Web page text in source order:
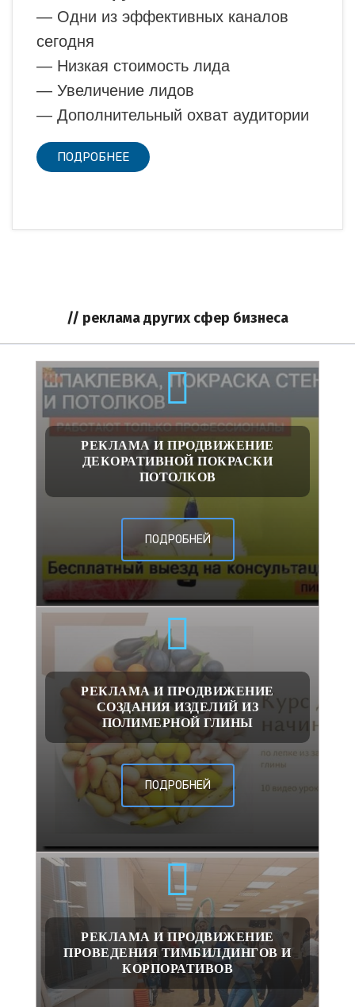
— Одни из эффективных каналов
сегодня
— Низкая стоимость лида
— Увеличение лидов
— Дополнительный охват аудитории
ПОДРОБНЕЕ
// реклама других сфер бизнеса
РЕКЛАМА И ПРОДВИЖЕНИЕ
ДЕКОРАТИВНОЙ ПОКРАСКИ
ПОТОЛКОВ
ПОДРОБНЕЙ
РЕКЛАМА И ПРОДВИЖЕНИЕ
СОЗДАНИЯ ИЗДЕЛИЙ ИЗ
ПОЛИМЕРНОЙ ГЛИНЫ
ПОДРОБНЕЙ
РЕКЛАМА И ПРОДВИЖЕНИЕ
ПРОВЕДЕНИЯ ТИМБИЛДИНГОВ И
КОРПОРАТИВОВ